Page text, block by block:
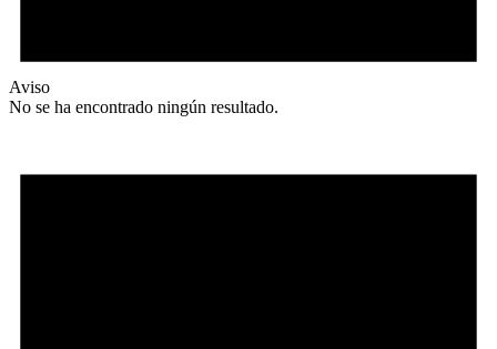
Aviso
No se ha encontrado ningún resultado.